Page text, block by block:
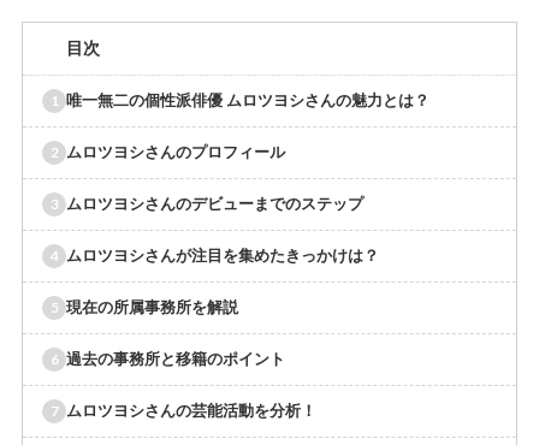
目次
唯一無二の個性派俳優 ムロツヨシさんの魅力とは？
ムロツヨシさんのプロフィール
ムロツヨシさんのデビューまでのステップ
ムロツヨシさんが注目を集めたきっかけは？
現在の所属事務所を解説
過去の事務所と移籍のポイント
ムロツヨシさんの芸能活動を分析！